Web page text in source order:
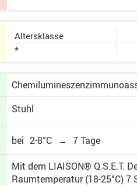
Altersklasse
*
Stuhl
bei 2-8°C → 7 Tage
Mit dem LIAISON® Q.S.E.T.
Raumtemperatur (18-25°C) 7